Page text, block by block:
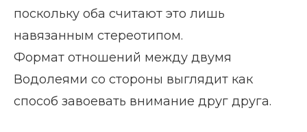
поскольку оба считают это лишь
навязанным стереотипом.
Формат отношений между двумя
Водолеями со стороны выглядит как
способ завоевать внимание друг друга.